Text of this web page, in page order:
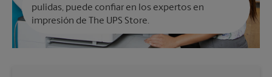
pulidas, puede confiar en los expertos en
impresión de The UPS Store.